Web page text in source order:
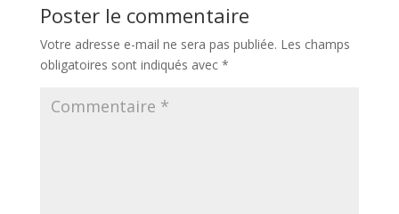
Poster le commentaire
Votre adresse e-mail ne sera pas publiée. Les champs
obligatoires sont indiqués avec *